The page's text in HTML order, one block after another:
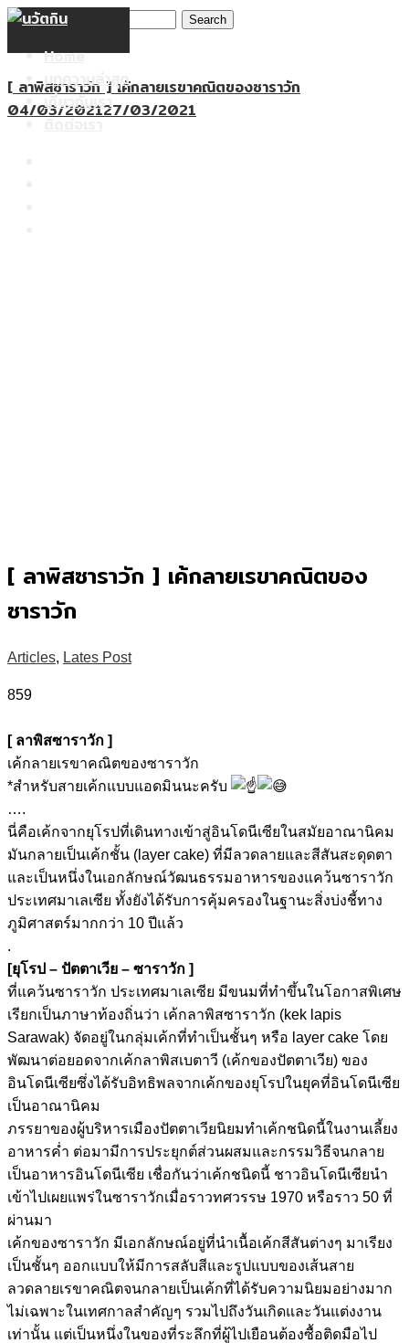
Skip
Home
บทความล่าสุด
เกี่ยวกับเรา
ติดต่อเรา
Search
[ ลาพิสซาราวัก ] เค้กลายเรขาคณิตของซาราวัก
04/03/202127/03/2021
[ ลาพิสซาราวัก ] เค้กลายเรขาคณิตของ
ซาราวัก
Articles, Lates Post
859
[ ลาพิสซาราวัก ]
เค้กลายเรขาคณิตของซาราวัก
*สำหรับสายเค้กแบบแอดมินนะครับ
….
นี่คือเค้กจากยุโรปที่เดินทางเข้าสู่อินโดนีเซียในสมัยอาณานิคม
มันกลายเป็นเค้กชั้น (layer cake) ที่มีลวดลายและสีสันสะดุดตา
และเป็นหนึ่งในเอกลักษณ์วัฒนธรรมอาหารของแคว้นซาราวัก
ประเทศมาเลเซีย ทั้งยังได้รับการคุ้มครองในฐานะสิ่งบ่งชี้ทาง
ภูมิศาสตร์มากกว่า 10 ปีแล้ว
.
[ยุโรป – ปัตตาเวีย – ซาราวัก ]
ที่แคว้นซาราวัก ประเทศมาเลเซีย มีขนมที่ทำขึ้นในโอกาสพิเศษ
เรียกเป็นภาษาท้องถิ่นว่า เค้กลาพิสซาราวัก (kek lapis
Sarawak) จัดอยู่ในกลุ่มเค้กที่ทำเป็นชั้นๆ หรือ layer cake โดย
พัฒนาต่อยอดจากเค้กลาพิสเบตาวี (เค้กของปัตตาเวีย) ของ
อินโดนีเซียซึ่งได้รับอิทธิพลจากเค้กของยุโรปในยุคที่อินโดนีเซีย
เป็นอาณานิคม
ภรรยาของผู้บริหารเมืองปัตตาเวียนิยมทำเค้กชนิดนี้ในงานเลี้ยง
อาหารค่ำ ต่อมามีการประยุกต์ส่วนผสมและกรรมวิธีจนกลาย
เป็นอาหารอินโดนีเซีย เชื่อกันว่าเค้กชนิดนี้ ชาวอินโดนีเซียนำ
เข้าไปเผยแพร่ในซาราวักเมื่อราวทศวรรษ 1970 หรือราว 50 ที่
ผ่านมา
เค้กของซาราวัก มีเอกลักษณ์อยู่ที่นำเนื้อเค้กสีสันต่างๆ มาเรียง
เป็นชั้นๆ ออกแบบให้มีการสลับสีและรูปแบบของเส้นสาย
ลวดลายเรขาคณิตจนกลายเป็นเค้กที่ได้รับความนิยมอย่างมาก
ไม่เฉพาะในเทศกาลสำคัญๆ รวมไปถึงวันเกิดและวันแต่งงาน
เท่านั้น แต่เป็นหนึ่งในของที่ระลึกที่ผู้ไปเยือนต้องซื้อติดมือไป